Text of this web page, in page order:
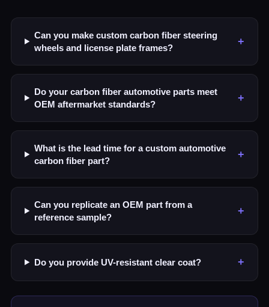
Can you make custom carbon fiber steering
wheels and license plate frames?
+
Do your carbon fiber automotive parts meet
OEM aftermarket standards?
+
What is the lead time for a custom automotive
carbon fiber part?
+
Can you replicate an OEM part from a
reference sample?
+
Do you provide UV-resistant clear coat? +